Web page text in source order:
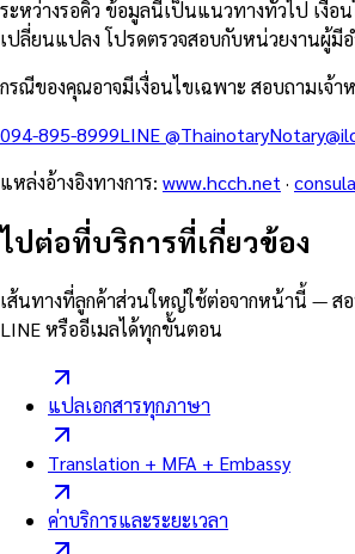
ระหว่างรอคิว ข้อมูลนี้เป็นแนวทางทั่วไป เงื่อน
เปลี่ยนแปลง โปรดตรวจสอบกับหน่วยงานผู้มี
กรณีของคุณอาจมีเงื่อนไขเฉพาะ สอบถามเจ้า
094-895-8999LINE@Thainotary
แหล่งอ้างอิงทางการ: www.hcch.net ·
ไปต่อที่บริการที่เกี่ยวข้อง
เส้นทางที่ลูกค้าส่วนใหญ่ใช้ต่อจากหน้านี้ — ส
LINE หรืออีเมลได้ทุกขั้นตอน
แปลเอกสารทุกภาษา
Translation + MFA + Embassy
ค่าบริการและระยะเวลา